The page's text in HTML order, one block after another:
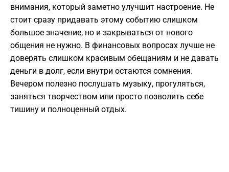
внимания, который заметно улучшит настроение. Не
стоит сразу придавать этому событию слишком
большое значение, но и закрываться от нового
общения не нужно. В финансовых вопросах лучше не
доверять слишком красивым обещаниям и не давать
деньги в долг, если внутри остаются сомнения.
Вечером полезно послушать музыку, прогуляться,
заняться творчеством или просто позволить себе
тишину и полноценный отдых.